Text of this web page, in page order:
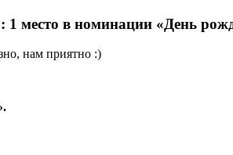
место в номинации «День
нам приятно :)